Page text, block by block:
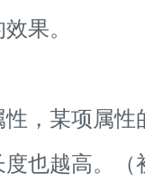
果。
，某项属性
也越高。